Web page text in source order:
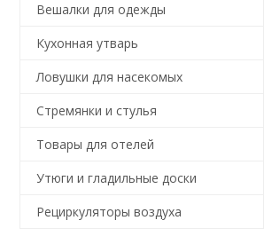
Вешалки для одежды
Кухонная утварь
Ловушки для насекомых
Стремянки и стулья
Товары для отелей
Утюги и гладильные доски
Рециркуляторы воздуха